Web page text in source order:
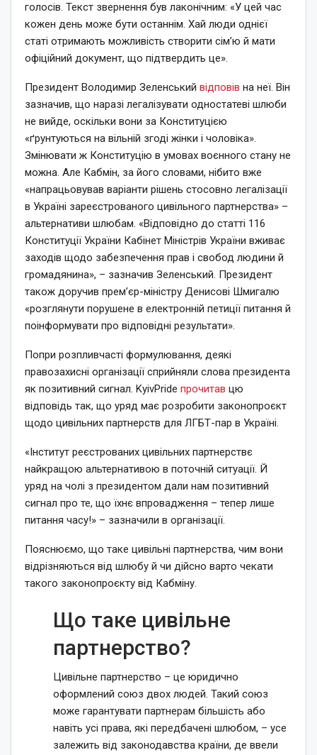
голосів. Текст звернення був лаконічним: «У цей час
кожен день може бути останнім. Хай люди однієї
статі отримають можливість створити сім’ю й мати
офіційний документ, що підтвердить це».
Президент Володимир Зеленський відповів на неї. Він
зазначив, що наразі легалізувати одностатеві шлюби
не вийде, оскільки вони за Конституцією
«ґрунтуються на вільній згоді жінки і чоловіка».
Змінювати ж Конституцію в умовах воєнного стану не
можна. Але Кабмін, за його словами, нібито вже
«напрацьовував варіанти рішень стосовно легалізації
в Україні зареєстрованого цивільного партнерства» –
альтернативи шлюбам. «Відповідно до статті 116
Конституції України Кабінет Міністрів України вживає
заходів щодо забезпечення прав і свобод людини й
громадянина», – зазначив Зеленський. Президент
також доручив премʼєр-міністру Денисові Шмигалю
«розглянути порушене в електронній петиції питання й
поінформувати про відповідні результати».
Попри розпливчасті формулювання, деякі
правозахисні організації сприйняли слова президента
як позитивний сигнал. KyivPride прочитав цю
відповідь так, що уряд має розробити законопроєкт
щодо цивільних партнерств для ЛГБТ-пар в Україні.
«Інститут реєстрованих цивільних партнерствє
найкращою альтернативою в поточній ситуації. Й
уряд на чолі з президентом дали нам позитивний
сигнал про те, що їхнє впровадження – тепер лише
питання часу!» – зазначили в організації.
Пояснюємо, що таке цивільні партнерства, чим вони
відрізняються від шлюбу й чи дійсно варто чекати
такого законопроєкту від Кабміну.
Що таке цивільне
партнерство?
Цивільне партнерство – це юридично
оформлений союз двох людей. Такий союз
може гарантувати партнерам більшість або
навіть усі права, які передбачені шлюбом, – усе
залежить від законодавства країни, де ввели